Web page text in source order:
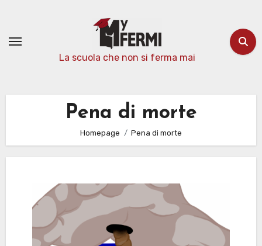
contenuto
La scuola che non si ferma mai
Pena di morte
Homepage Pena di morte